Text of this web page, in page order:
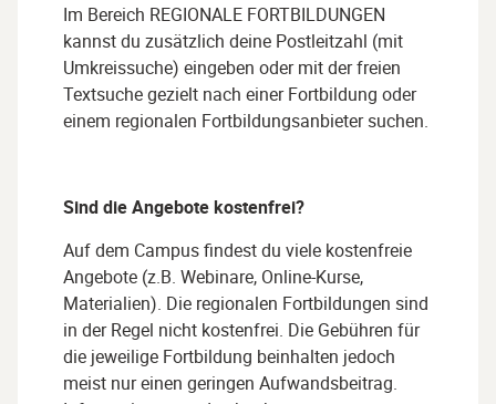
Im Bereich REGIONALE FORTBILDUNGEN
kannst du zusätzlich deine Postleitzahl (mit
Umkreissuche) eingeben oder mit der freien
Textsuche gezielt nach einer Fortbildung oder
einem regionalen Fortbildungsanbieter suchen.
Sind die Angebote kostenfrei?
Auf dem Campus findest du viele kostenfreie
Angebote (z.B. Webinare, Online-Kurse,
Materialien). Die regionalen Fortbildungen sind
in der Regel nicht kostenfrei. Die Gebühren für
die jeweilige Fortbildung beinhalten jedoch
meist nur einen geringen Aufwandsbeitrag.